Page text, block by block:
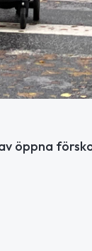
öppna